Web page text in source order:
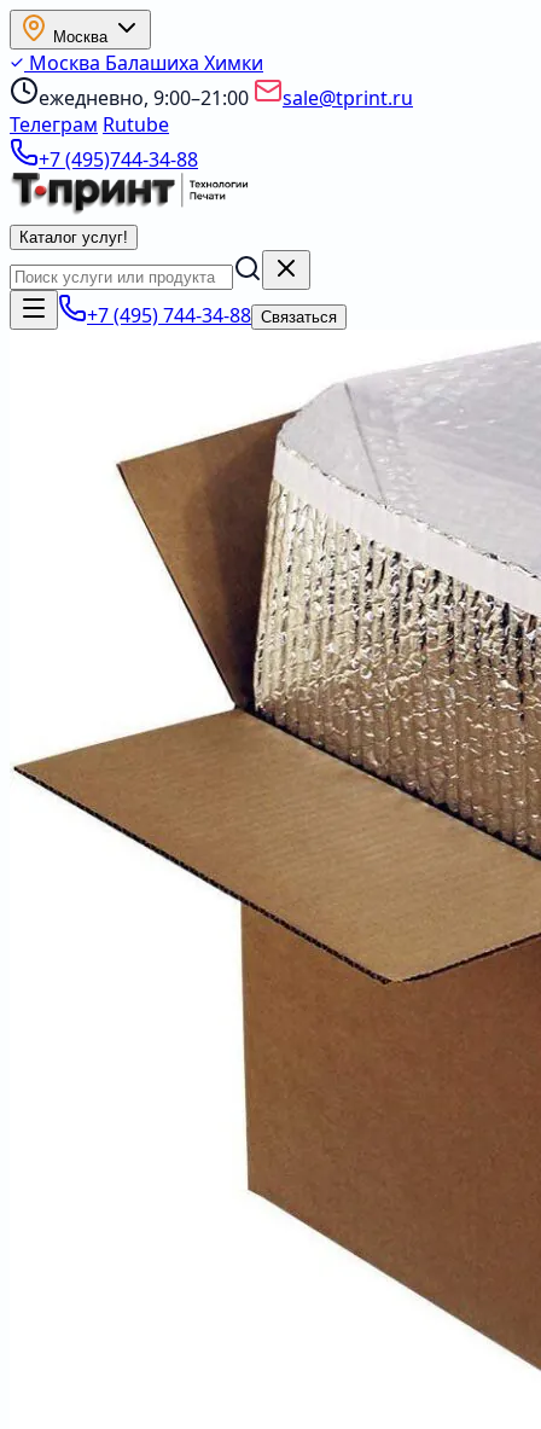
Москва
Москва Балашиха Химки
ежедневно, 9:00–21:00
sale@tprint.ru
Телеграм Rutube
+7 (495)744-34-88
Каталог услуг!
+7 (495) 744-34-88 Связаться